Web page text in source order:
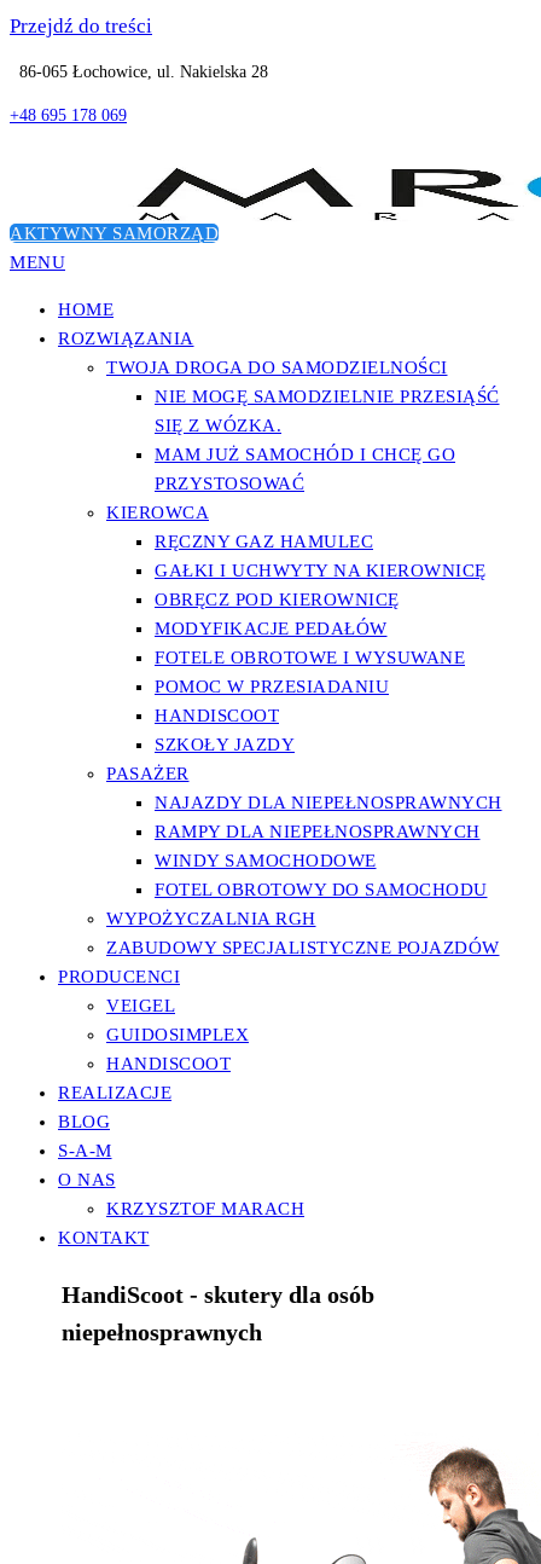
Przejdź do treści
86-065 Łochowice, ul. Nakielska 28
+48 695 178 069
niepełnosprawnych
Dostosowanie pojazdów do potrzeb osób niepełnosprawnych
AKTYWNY SAMORZĄD
MENU
HOME
ROZWIĄZANIA
TWOJA DROGA DO SAMODZIELNOŚCI
NIE MOGĘ SAMODZIELNIE PRZESIĄŚĆ
SIĘ Z WÓZKA.
MAM JUŻ SAMOCHÓD I CHCĘ GO
PRZYSTOSOWAĆ
KIEROWCA
RĘCZNY GAZ HAMULEC
GAŁKI I UCHWYTY NA KIEROWNICĘ
OBRĘCZ POD KIEROWNICĘ
MODYFIKACJE PEDAŁÓW
FOTELE OBROTOWE I WYSUWANE
POMOC W PRZESIADANIU
HANDISCOOT
SZKOŁY JAZDY
PASAŻER
NAJAZDY DLA NIEPEŁNOSPRAWNYCH
RAMPY DLA NIEPEŁNOSPRAWNYCH
WINDY SAMOCHODOWE
FOTEL OBROTOWY DO SAMOCHODU
WYPOŻYCZALNIA RGH
ZABUDOWY SPECJALISTYCZNE POJAZDÓW
PRODUCENCI
VEIGEL
GUIDOSIMPLEX
HANDISCOOT
REALIZACJE
BLOG
S-A-M
O NAS
KRZYSZTOF MARACH
KONTAKT
HandiScoot - skutery dla osób
niepełnosprawnych